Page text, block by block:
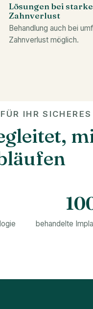
Lösungen bei
Zahnverlust
Behandlung auch bei
Zahnverlust möglich.
IHR
behandelte